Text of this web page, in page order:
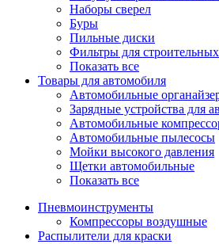
Наборы сверел
Буры
Пильные диски
Фильтры для
Показать все
Товары для автомобиля
Автомобильные
Зарядные устройства для
Автомобильные
Автомобильные пылесосы
Мойки высокого давления
Щетки автомобильные
Показать все
Пневмоинструменты
Компрессоры воздушные
Распылители для краски